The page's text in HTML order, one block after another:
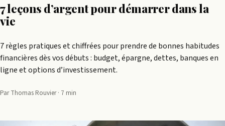
7 leçons d’argent pour démarrer dans la
vie
7 règles pratiques et chiffrées pour prendre de bonnes habitudes
financières dès vos débuts : budget, épargne, dettes, banques en
ligne et options d’investissement.
Par Thomas Rouvier · 7 min